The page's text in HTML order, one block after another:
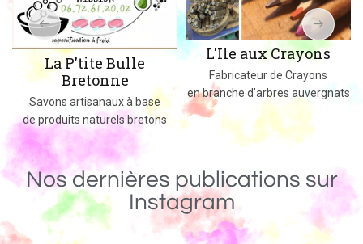
L'Ile aux Crayons
Fabricateur de Crayons
en branche d'arbres auvergnats
Un Monde de Bois
Des jeux, jouets et objets en
massif fabriqués dans le 02
Nos dernières publications sur
Instagram